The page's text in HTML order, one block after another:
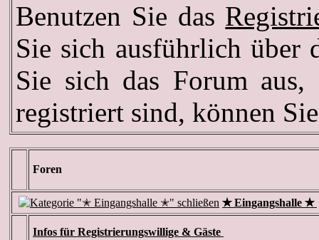
Benutzen Sie das
Sie sich ausführlich über
Sie sich das Forum
registriert sind, können
Foren
✭ Eingangshalle ✭
Infos für Registrierungswillige & Gäste